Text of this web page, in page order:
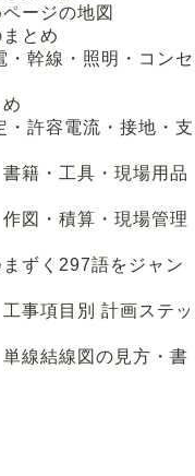
ージの地図
とめ
・幹線・照明・コンセ
・許容電流・接地・支
籍・工具・現場用品
図・積算・現場管理
ずく297語をジャン
事項目別 計画ステッ
線結線図の見方・書